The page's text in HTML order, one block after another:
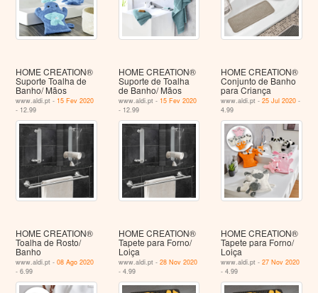
HOME CREATION®
Suporte Toalha de
Banho/ Mãos
www.aldi.pt - 15 Fev 2020
- 12.99
HOME CREATION®
Suporte de Toalha
de Banho/ Mãos
www.aldi.pt - 15 Fev 2020
- 12.99
HOME CREATION®
Conjunto de Banho
para Criança
www.aldi.pt -25 Jul 2020 -
4.99
HOME CREATION®
Toalha de Rosto/
Banho
www.aldi.pt -08 Ago 2020
- 6.99
HOME CREATION®
Tapete para Forno/
Loiça
www.aldi.pt - 28 Nov 2020
- 4.99
HOME CREATION®
Tapete para Forno/
Loiça
www.aldi.pt -27 Nov 2020
- 4.99